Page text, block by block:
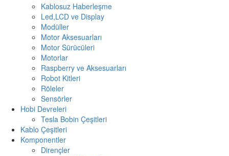
Kablosuz Haberleşme
Led,LCD ve Display
Modüller
Motor Aksesuarları
Motor Sürücüleri
Motorlar
Raspberry ve Aksesuarları
Robot Kitleri
Röleler
Sensörler
Hobi Devreleri
Tesla Bobin Çeşitleri
Kablo Çeşitleri
Komponentler
Dirençler